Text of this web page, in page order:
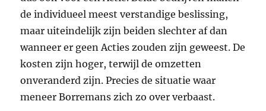
de individueel meest verstandige beslissing,
maar uiteindelijk zijn beiden slechter af dan
wanneer er geen Acties zouden zijn geweest. De
kosten zijn hoger, terwijl de omzetten
onveranderd zijn. Precies de situatie waar
meneer Borremans zich zo over verbaast.